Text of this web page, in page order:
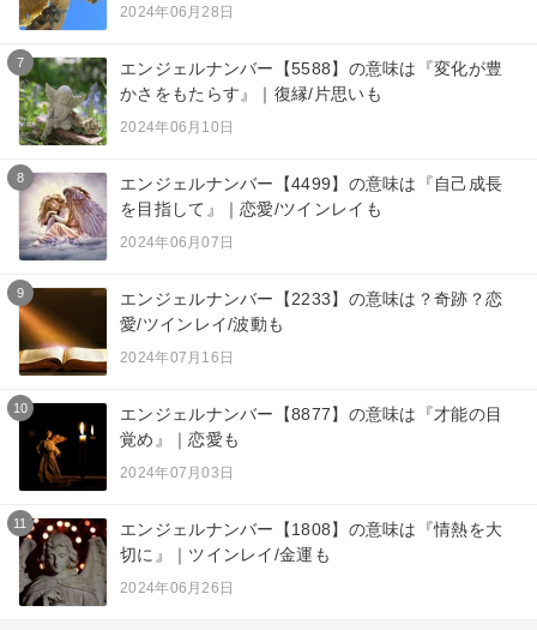
2024年06月28日
7
エンジェルナンバー【5588】の意味は『変化が豊
かさをもたらす』｜復縁/片思いも
2024年06月10日
8
エンジェルナンバー【4499】の意味は『自己成長
を目指して』｜恋愛/ツインレイも
2024年06月07日
9
エンジェルナンバー【2233】の意味は？奇跡？恋
愛/ツインレイ/波動も
2024年07月16日
10
エンジェルナンバー【8877】の意味は『才能の目
覚め』｜恋愛も
2024年07月03日
11
エンジェルナンバー【1808】の意味は『情熱を大
切に』｜ツインレイ/金運も
2024年06月26日